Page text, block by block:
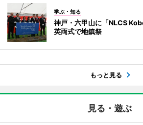
学ぶ・知る
神戸・六甲山に「NLCS
英両式で地鎮祭
もっと見る
見る・遊ぶ